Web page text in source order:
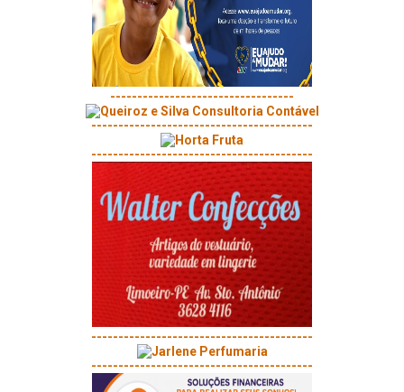
----------------------------------
-----------------------------------------
-----------------------------------------
-----------------------------------------
-----------------------------------------